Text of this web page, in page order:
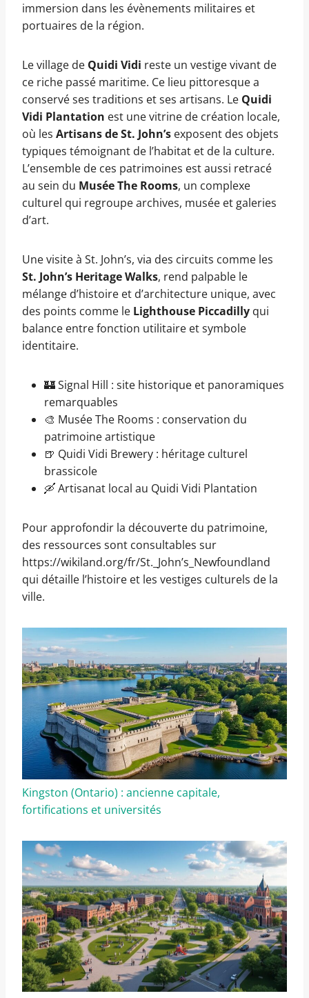
immersion dans les évènements militaires et
portuaires de la région.
Le village de Quidi Vidi reste un vestige vivant de
ce riche passé maritime. Ce lieu pittoresque a
conservé ses traditions et ses artisans. Le Quidi
Vidi Plantation est une vitrine de création locale,
où les Artisans de St. John’s exposent des objets
typiques témoignant de l’habitat et de la culture.
L’ensemble de ces patrimoines est aussi retracé
au sein du Musée The Rooms, un complexe
culturel qui regroupe archives, musée et galeries
d’art.
Une visite à St. John’s, via des circuits comme les
St. John’s Heritage Walks, rend palpable le
mélange d’histoire et d’architecture unique, avec
des points comme le Lighthouse Piccadilly qui
balance entre fonction utilitaire et symbole
identitaire.
🏰 Signal Hill : site historique et panoramiques
remarquables
🎨 Musée The Rooms : conservation du
patrimoine artistique
🍺 Quidi Vidi Brewery : héritage culturel
brassicole
🛶 Artisanat local au Quidi Vidi Plantation
Pour approfondir la découverte du patrimoine,
des ressources sont consultables sur
https://wikiland.org/fr/St._John’s_Newfoundland
qui détaille l’histoire et les vestiges culturels de la
ville.
Kingston (Ontario) : ancienne capitale,
fortifications et universités